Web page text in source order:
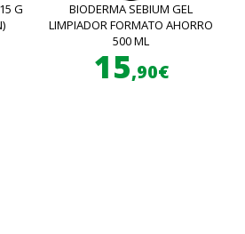
G
BIODERMA SEBIUM GEL
LIMPIADOR FORMATO AHORRO
500 ML
15,90€